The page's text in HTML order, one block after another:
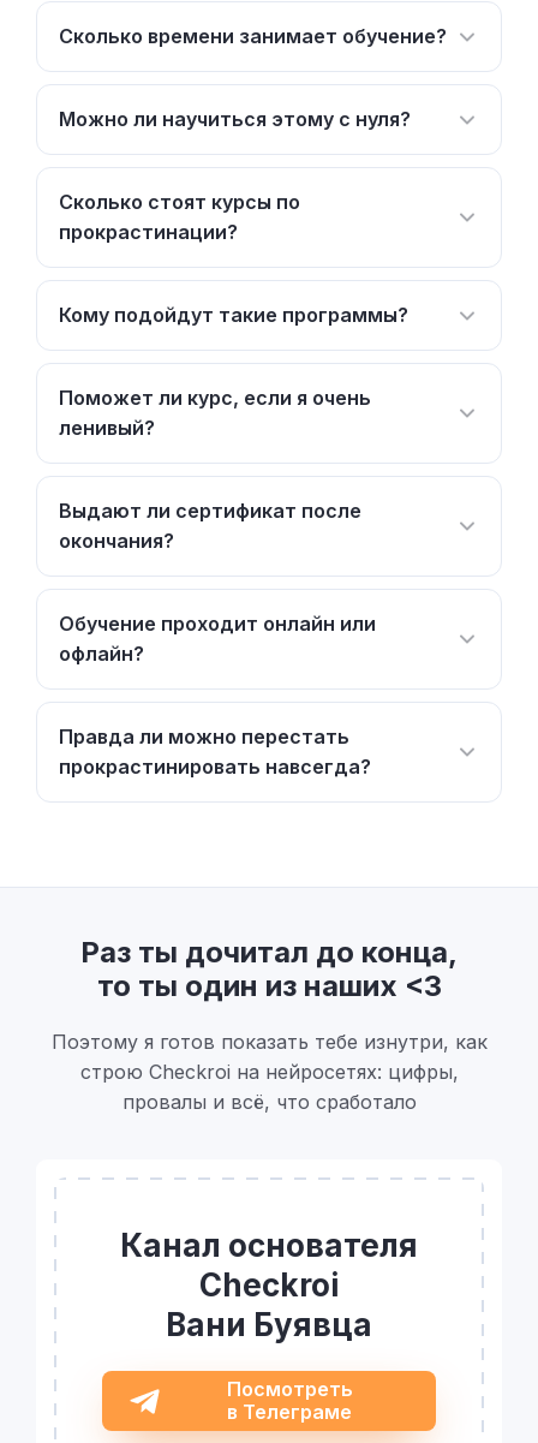
Сколько времени занимает обучение?
Можно ли научиться этому с нуля?
Сколько стоят курсы по
прокрастинации?
Кому подойдут такие программы?
Поможет ли курс, если я очень
ленивый?
Выдают ли сертификат после
окончания?
Обучение проходит онлайн или
офлайн?
Правда ли можно перестать
прокрастинировать навсегда?
Раз ты дочитал до конца,
то ты один из наших <3
Поэтому я готов показать тебе изнутри, как
строю Checkroi на нейросетях: цифры,
провалы и всё, что сработало
Канал основателя
Checkroi
Вани Буявца
Посмотреть
в Телеграме